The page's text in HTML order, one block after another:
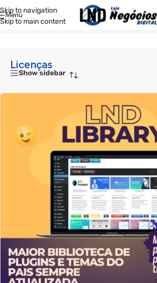
Skip to navigation
Skip to main content
Menu
Início/Licenças
Licenças
Show sidebar